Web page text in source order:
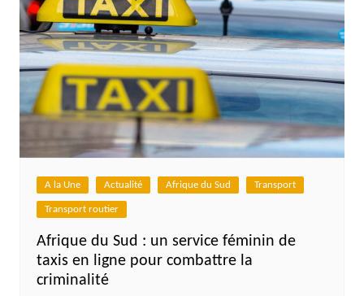
A la Une Actualité Afrique du Sud Transport
Transport routier
Afrique du Sud : un service féminin de
taxis en ligne pour combattre la
criminalité